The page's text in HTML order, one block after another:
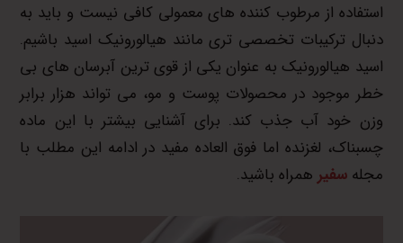
استفاده از مرطوب کننده های معمولی کافی نیست و باید به
دنبال ترکیبات تخصصی تری مانند هیالورونیک اسید باشیم.
اسید هیالورونیک به عنوان یکی از قوی ترین آبرسان های بی
خطر موجود در محصولات پوست و مو، می تواند هزار برابر
وزن خود آب جذب کند. برای آشنایی بیشتر با این ماده
چسبناک، لغزنده اما فوق العاده مفید در ادامه این مطلب با
مجلهسفیر همراه باشید.